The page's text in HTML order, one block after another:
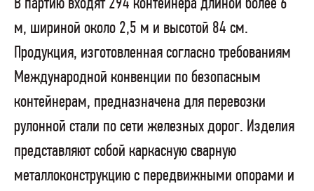
В партию входят 294 контейнера длиной более 6
м, шириной около 2,5 м и высотой 84 см.
Продукция, изготовленная согласно требованиям
Международной конвенции по безопасным
контейнерам, предназначена для перевозки
рулонной стали по сети железных дорог. Изделия
представляют собой каркасную сварную
металлоконструкцию с передвижными опорами и